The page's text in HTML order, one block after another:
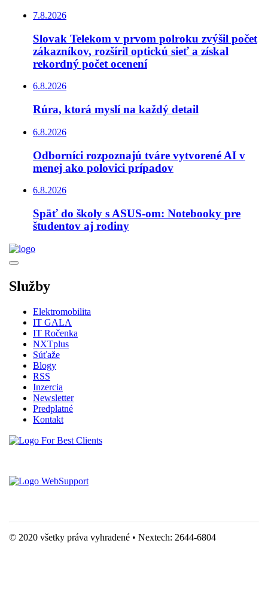
7.8.2026
Slovak Telekom v prvom polroku zvýšil počet
zákazníkov, rozšíril optickú sieť a získal
rekordný počet ocenení
6.8.2026
Rúra, ktorá myslí na každý detail
6.8.2026
Odborníci rozpoznajú tváre vytvorené AI v
menej ako polovici prípadov
6.8.2026
Späť do školy s ASUS-om: Notebooky pre
študentov aj rodiny
Služby
Elektromobilita
IT GALA
IT Ročenka
NXTplus
Súťaže
Blogy
RSS
Inzercia
Newsletter
Predplatné
Kontakt
© 2020 všetky práva vyhradené • Nextech: 2644-6804